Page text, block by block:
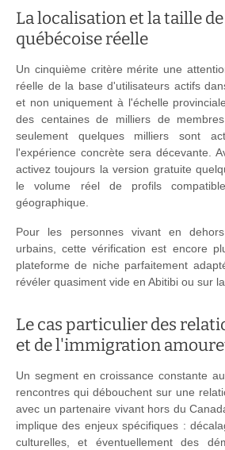
La localisation et la taille de
québécoise réelle
Un cinquième critère mérite une
réelle de la base d'utilisateurs actifs
et non uniquement à l'échelle
des centaines de milliers de
seulement quelques milliers sont
l'expérience concrète sera décevante.
activez toujours la version gratuite
le volume réel de profils
géographique.
Pour les personnes vivant en
urbains, cette vérification est encore
plateforme de niche parfaitement
révéler quasiment vide en Abitibi ou sur
Le cas particulier des
et de l'immigration
Un segment en croissance constante
rencontres qui débouchent sur une
avec un partenaire vivant hors du
implique des enjeux spécifiques :
culturelles, et éventuellement des